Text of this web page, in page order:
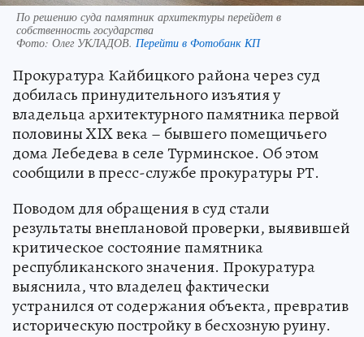
По решению суда памятник архитектуры перейдет в
собственность государства
Фото: Олег УКЛАДОВ. Перейти в Фотобанк КП
Прокуратура Кайбицкого района через суд
добилась принудительного изъятия у
владельца архитектурного памятника первой
половины XIX века – бывшего помещичьего
дома Лебедева в селе Турминское. Об этом
сообщили в пресс-службе прокуратуры РТ.
Поводом для обращения в суд стали
результаты внеплановой проверки, выявившей
критическое состояние памятника
республиканского значения. Прокуратура
выяснила, что владелец фактически
устранился от содержания объекта, превратив
историческую постройку в бесхозную руину.